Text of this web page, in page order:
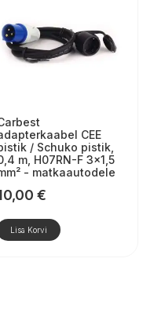
CEE
/ Schuko pistik,
m, H07RN-F 3×1,5
- matkaautodele
€
Lisa Korvi